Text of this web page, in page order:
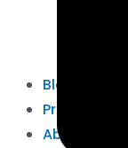
Blog
Product
About